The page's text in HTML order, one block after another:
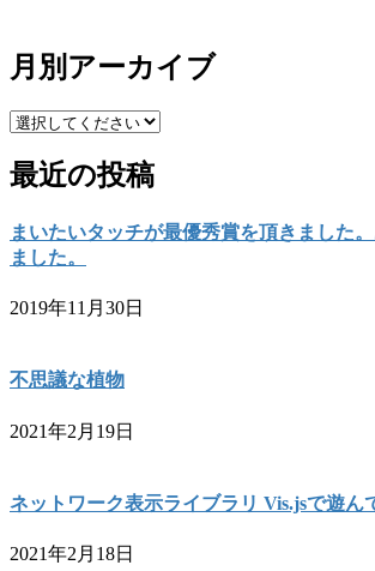
月別アーカイブ
最近の投稿
まいたいタッチが最優秀賞を頂きました
ました。
2019年11月30日
不思議な植物
2021年2月19日
ネットワーク表示ライブラリ Vis.jsで遊ん
2021年2月18日